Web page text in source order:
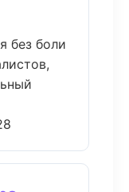
без боли